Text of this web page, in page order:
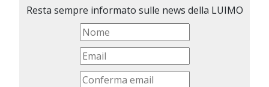
Resta sempre informato sulle news della LUIMO